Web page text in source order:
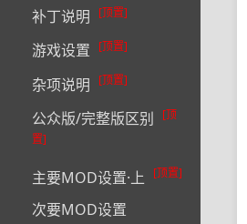
补丁说明 [顶置]
游戏设置 [顶置]
杂项说明 [顶置]
公众版/完整版区别
[顶
置]
主要MOD设置·上 [顶置]
次要MOD设置